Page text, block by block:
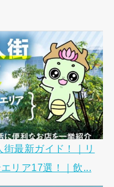
街最新ガイド！｜リ
リア17選！｜飲...